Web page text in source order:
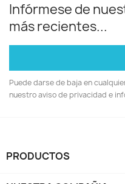
Infórmese de
más recientes...
Puede darse de baja en
nuestro aviso de privacidad e
PRODUCTOS